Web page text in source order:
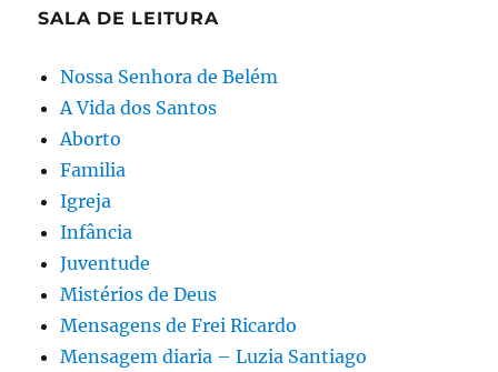
SALA DE LEITURA
Nossa Senhora de Belém
A Vida dos Santos
Aborto
Familia
Igreja
Infância
Juventude
Mistérios de Deus
Mensagens de Frei Ricardo
Mensagem diaria – Luzia Santiago